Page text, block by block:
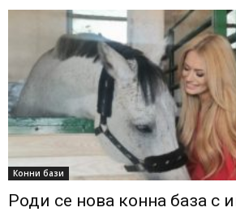
Конни бази
Роди се нова конна база